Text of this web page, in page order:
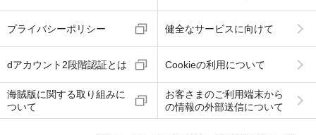
プライバシーポリシー 健全なサービスに向けて
dアカウント2段階認証とは Cookieの利用について
海賊版に関する取り組みに
ついて
お客さまのご利用端末から
の情報の外部送信について